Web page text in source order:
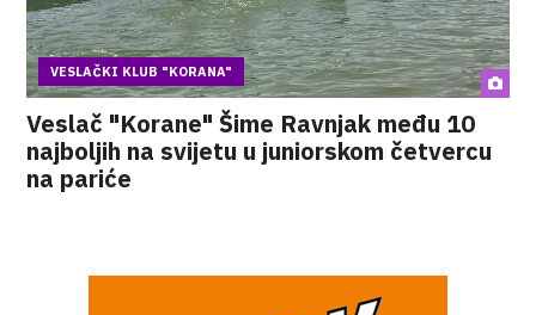
VESLAČKI KLUB "KORANA"
Veslač "Korane" Šime Ravnjak među 10
najboljih na svijetu u juniorskom četvercu
na pariće